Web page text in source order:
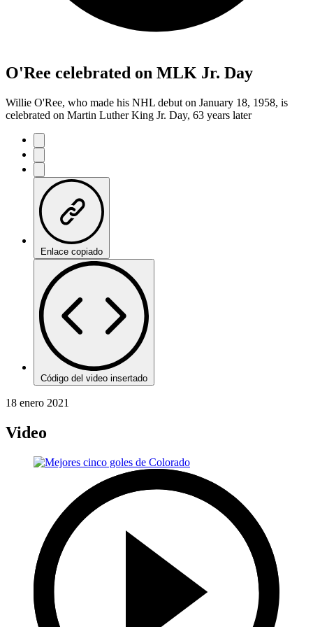
O'Ree celebrated on MLK Jr. Day
Willie O'Ree, who made his NHL debut on January 18, 1958, is
celebrated on Martin Luther King Jr. Day, 63 years later
Enlace copiado
Código del video insertado
18 enero 2021
Video